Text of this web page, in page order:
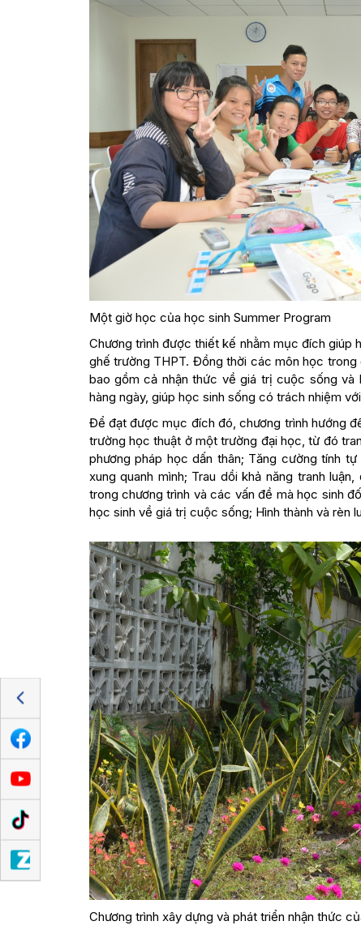
Một giờ học của học sinh Summer Program
Chương trình được thiết kế nhằm mục đích giúp
ghế trường THPT. Đồng thời các môn học
bao gồm cả nhận thức về giá trị cuộc sống
hàng ngày, giúp học sinh sống có trách nhiệm
Để đạt được mục đích đó, chương trình hướng
trường học thuật ở một trường đại học, từ đó
phương pháp học dấn thân; Tăng cường tính
xung quanh mình; Trau dồi khả năng tranh
trong chương trình và các vấn đề mà học sinh
học sinh về giá trị cuộc sống; Hình thành và rèn
Chương trình xây dựng và phát triển nhận thức